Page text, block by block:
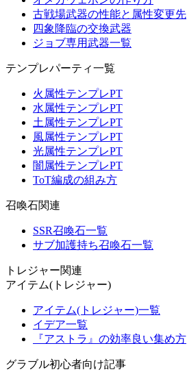
古戦場武器の性能と属性変更先
四象降臨の交換武器
ジョブ専用武器一覧
テンプレパーティ一覧
火属性テンプレPT
水属性テンプレPT
土属性テンプレPT
風属性テンプレPT
光属性テンプレPT
闇属性テンプレPT
ToT編成の組み方
召喚石関連
SSR召喚石一覧
サブ加護持ち召喚石一覧
トレジャー関連
アイテム(トレジャー)
アイテム(トレジャー)一覧
イデア一覧
『アストラ』の効率良い集め方
グラブル初心者向け記事